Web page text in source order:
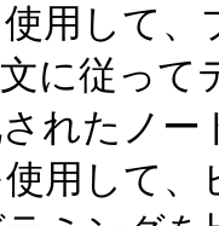
用して
に従っ
れたノ
用して